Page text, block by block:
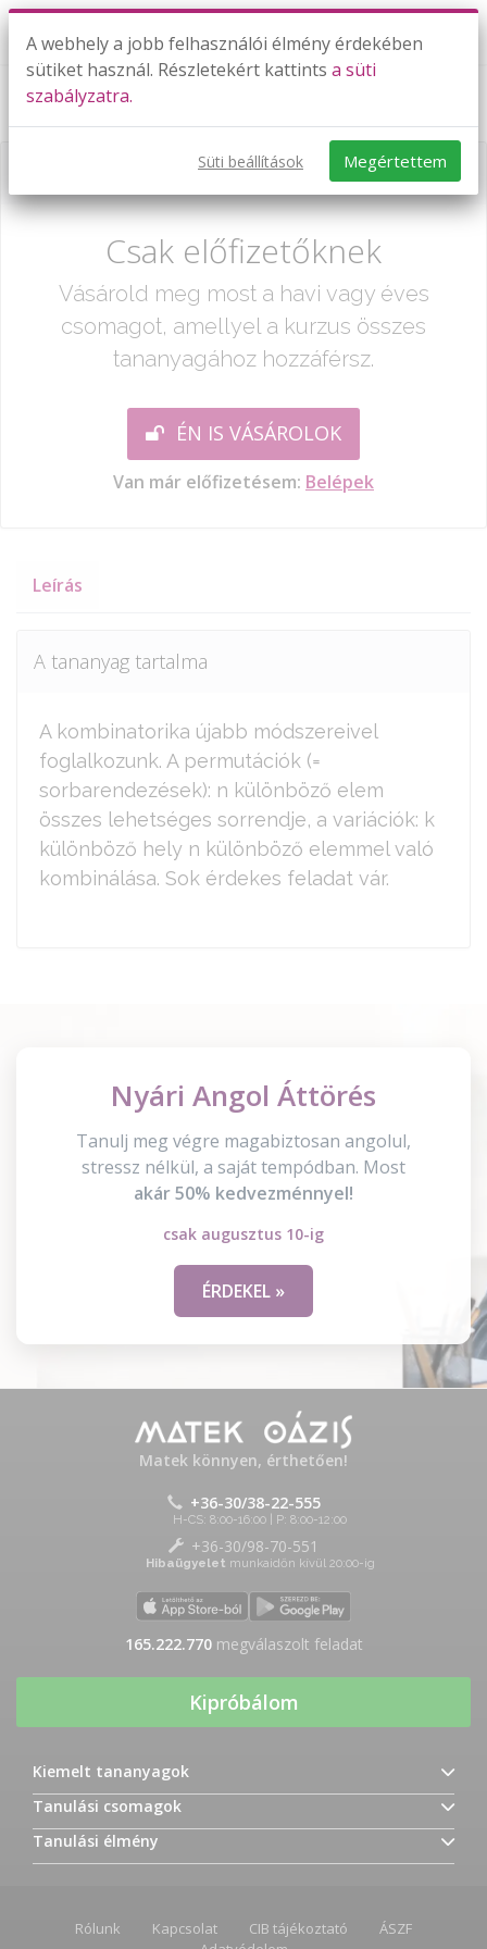
I. Permutációk és variációk
Már csak egy lépés:
Csak előfizetőknek
Vásárold meg most a havi vagy éves
csomagot, amellyel a kurzus összes
tananyagához hozzáférsz.
ÉN IS VÁSÁROLOK
Van már előfizetésem: Belépek
Leírás
A tananyag tartalma
A kombinatorika újabb módszereivel
foglalkozunk. A permutációk (=
sorbarendezések): n különböző elem
összes lehetséges sorrendje, a variációk: k
különböző hely n különböző elemmel való
kombinálása. Sok érdekes feladat vár.
Nyári Angol Áttörés
Tanulj meg végre magabiztosan angolul,
stressz nélkül, a saját tempódban. Most
akár 50% kedvezménnyel!
csak augusztus 10-ig
ÉRDEKEL »
Matek könnyen, érthetően!
+36-30/38-22-555
H-CS: 8:00-16:00 | P: 8:00-12:00
+36-30/98-70-551
Hibaügyelet munkaidőn kívül 20:00-ig
165.222.770megválaszolt feladat
Kipróbálom
Kiemelt tananyagok
Tanulási csomagok
Tanulási élmény
Rólunk Kapcsolat CIB tájékoztató
ÁSZF
A webhely a jobb felhasználói élmény érdekében
sütiket használ. Részletekért kattints a süti
szabályzatra.
Süti beállítások Megértettem